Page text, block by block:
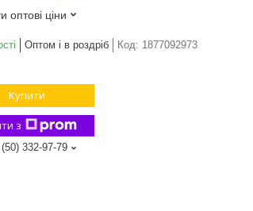
оптові ціни
Оптом і в роздріб Код: 1877092973
Купити
з
332-97-79